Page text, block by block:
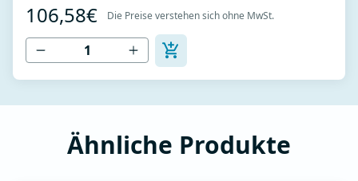
Nennleistung 1,5A - Für Lüfter vorgesehen, die
spannungsgesteuert werden können - Potentiometer zur
Einstellung der Lüftergeschwindigkeit - Die Lü...
106,58€ Die Preise verstehen sich ohne MwSt.
Ähnliche Produkte